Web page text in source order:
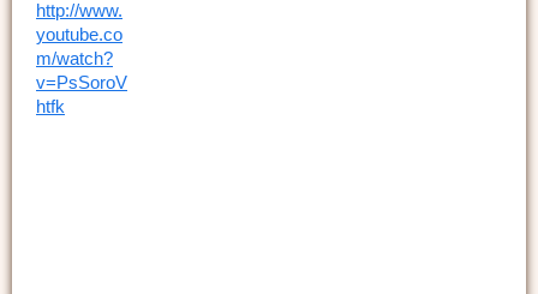
http://www.
youtube.co
m/watch?
v=PsSoroV
htfk